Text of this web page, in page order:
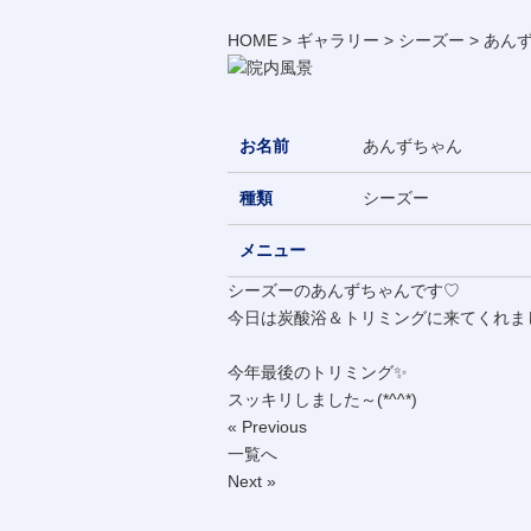
HOME > ギャラリー > シーズー > あん
お名前 あんずちゃん
種類 シーズー
メニュー
シーズーのあんずちゃんです♡
今日は炭酸浴＆トリミングに来てくれま
今年最後のトリミング✨
スッキリしました～(*^^*)
« Previous
一覧へ
Next »